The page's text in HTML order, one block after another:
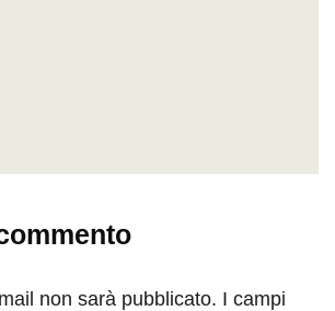
non sarà pubblicato. I campi